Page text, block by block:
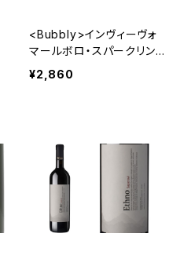
<Bubbly>インヴィーヴォ
マールボロ・スパークリン
グ・ワイン・ソーヴィニヨン・
ブラン
¥2,860